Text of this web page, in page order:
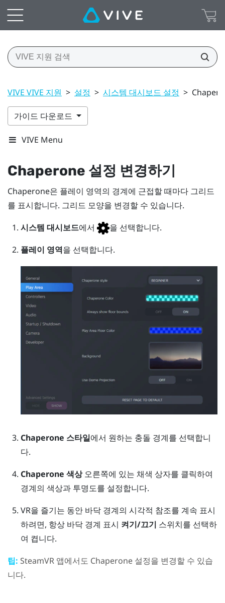
VIVE VIVE 지원 > 설정 > 시스템 대시보드 설정 >
가이드 다운로드
VIVE Menu
Chaperone 설정 변경하기
Chaperone은 플레이 영역의 경계에 근접할 때마다 그리드
를 표시합니다. 그리드 모양을 변경할 수 있습니다.
시스템 대시보드에서 을 선택합니다.
플레이 영역을 선택합니다.
Chaperone 스타일에서 원하는 충돌 경계를 선택합니
다.
Chaperone 색상오른쪽에 있는 채색 상자를 클릭하여
경계의 색상과 투명도를 설정합니다.
VR을 즐기는 동안 바닥 경계의 시각적 참조를 계속 표시
하려면, 항상 바닥 경계 표시 켜기/끄기 스위치를 선택하
여 켭니다.
팁: SteamVR 앱에서도 Chaperone 설정을 변경할 수 있습
니다.